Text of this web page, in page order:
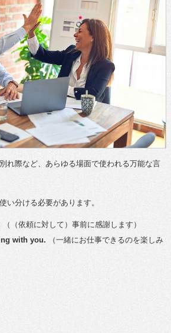
れ際など、あらゆる場面で使われる万能な言
い分ける必要があります。
（（依頼に対して）事前に感謝します）
with you. （一緒にお仕事できるのを楽しみ